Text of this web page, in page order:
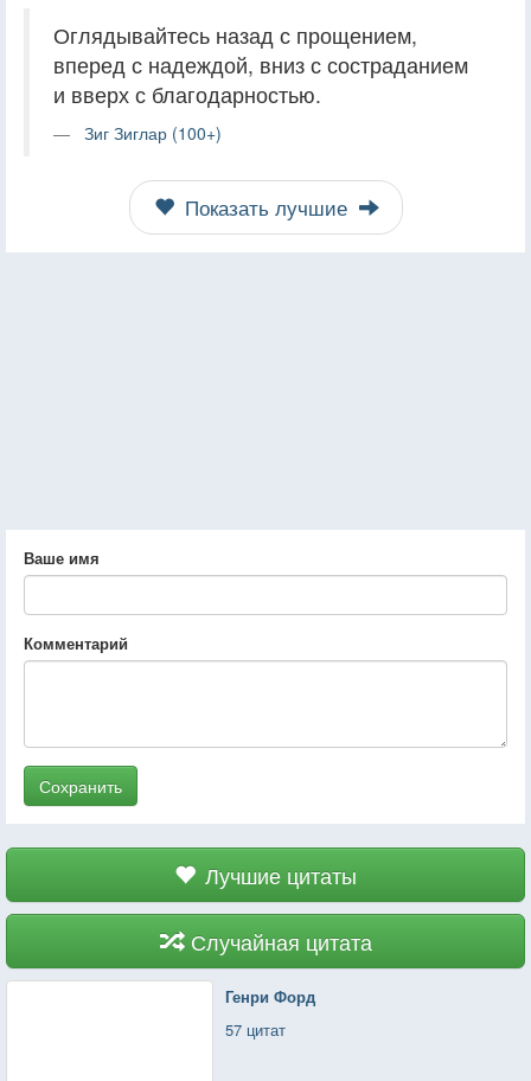
Оглядывайтесь назад с прощением,
вперед с надеждой, вниз с состраданием
и вверх с благодарностью.
Зиг Зиглар (100+)
Показать лучшие
Ваше имя
Комментарий
Сохранить
Лучшие цитаты
Случайная цитата
Генри Форд
57 цитат